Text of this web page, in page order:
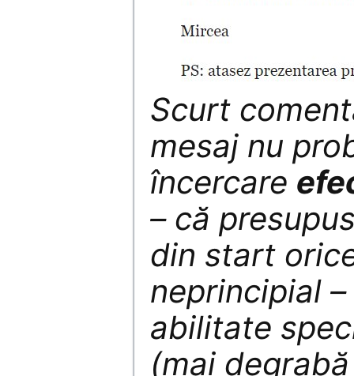
Scurt
mesaj nu
încercare
– că
din start
neprincipial
abilitate
(mai